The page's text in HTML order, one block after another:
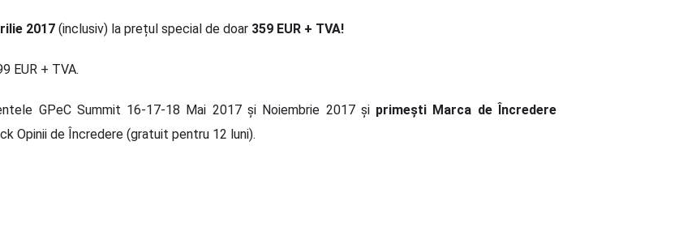
2017 (inclusiv) la prețul special de doar 359 EUR + TVA!
EUR + TVA.
GPeC Summit 16-17-18 Mai 2017 și Noiembrie 2017 și primești Marca de Încredere
Opinii de Încredere (gratuit pentru 12 luni).